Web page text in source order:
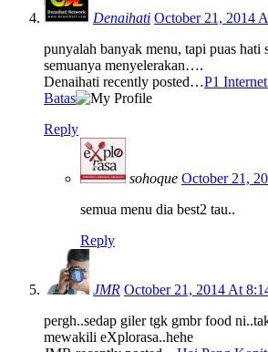
Denaihati October 21, 2014
punyalah banyak menu, tapi puas hati
semuanya menyelerakan….
Denaihati recently posted…P1
Batas
Reply
sohoque October 21,
semua menu dia best2 tau..
Reply
JMR October 21, 2014 At
pergh..sedap giler tgk gmbr food
mewakili eXplorasa..hehe